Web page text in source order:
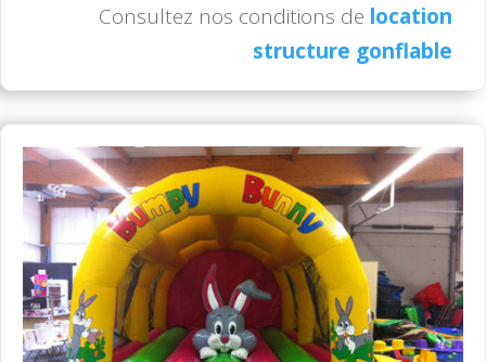
Consultez nos conditions de location
structure gonflable